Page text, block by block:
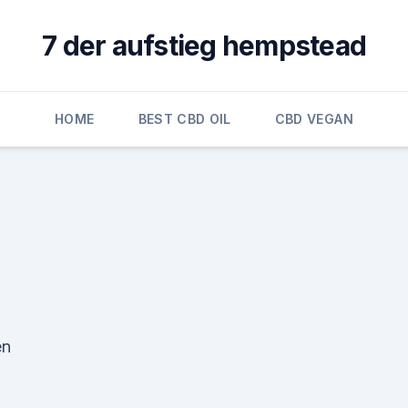
7 der aufstieg hempstead
HOME BEST CBD OIL CBD VEGAN